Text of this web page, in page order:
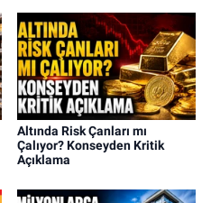
Altında Risk Çanları mı
Çalıyor? Konseyden Kritik
Açıklama